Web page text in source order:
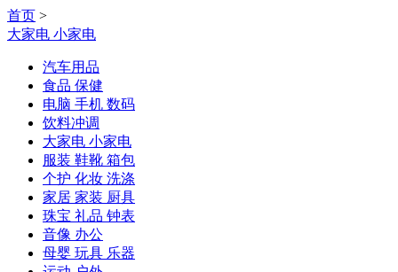
首页 >
大家电 小家电
汽车用品
食品 保健
电脑 手机 数码
饮料冲调
大家电 小家电
服装 鞋靴 箱包
个护 化妆 洗涤
家居 家装 厨具
珠宝 礼品 钟表
音像 办公
母婴 玩具 乐器